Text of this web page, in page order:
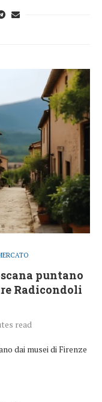
puntano
Radicondoli
read
dai musei di Firenze